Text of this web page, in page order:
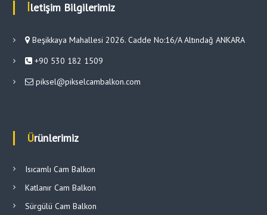
İletişim Bilgilerimiz
Beşikkaya Mahallesi 2026. Cadde No:16/A Altındağ ANKARA
+90 530 182 1509
piksel@pikselcambalkon.com
Ürünlerimiz
Isıcamlı Cam Balkon
Katlanır Cam Balkon
Sürgülü Cam Balkon